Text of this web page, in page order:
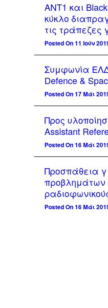
ΑΝΤ1 και
κύκλο
τις τράπεζες
Posted On 11 Ιούν
Συμφωνία
Defence &
Posted On 17 Μάι
Προς
Assistant
Posted On 16 Μάι
Προσπάθεια
προβλημάτων
Posted On 16 Μάι